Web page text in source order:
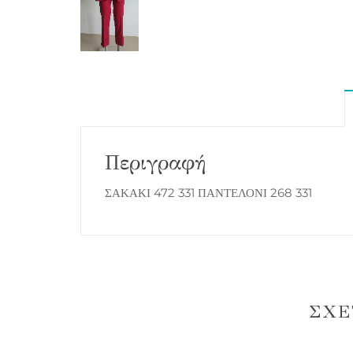
Περιγραφή
ΣΑΚΑΚΙ 472 331 ΠΑΝΤΕΛΟΝΙ 268 331